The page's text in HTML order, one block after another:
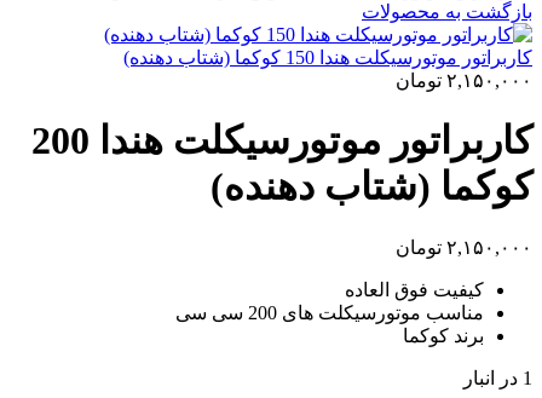
بازگشت به محصولات
کاربراتور موتورسیکلت هندا 150 کوکما (شتاب دهنده)
۲,۱۵۰,۰۰۰ تومان
کاربراتور موتورسیکلت هندا 200
کوکما (شتاب دهنده)
۲,۱۵۰,۰۰۰ تومان
کیفیت فوق العاده
مناسب موتورسیکلت های 200 سی سی
برند کوکما
1 در انبار